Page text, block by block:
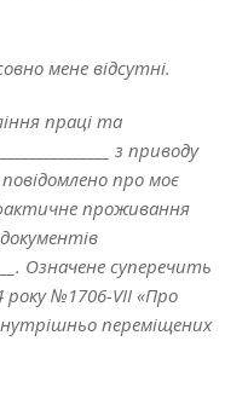
мене відсутні.
праці та
з приводу
про моє
проживання
Означене суперечить
року №1706-VII «Про
переміщених